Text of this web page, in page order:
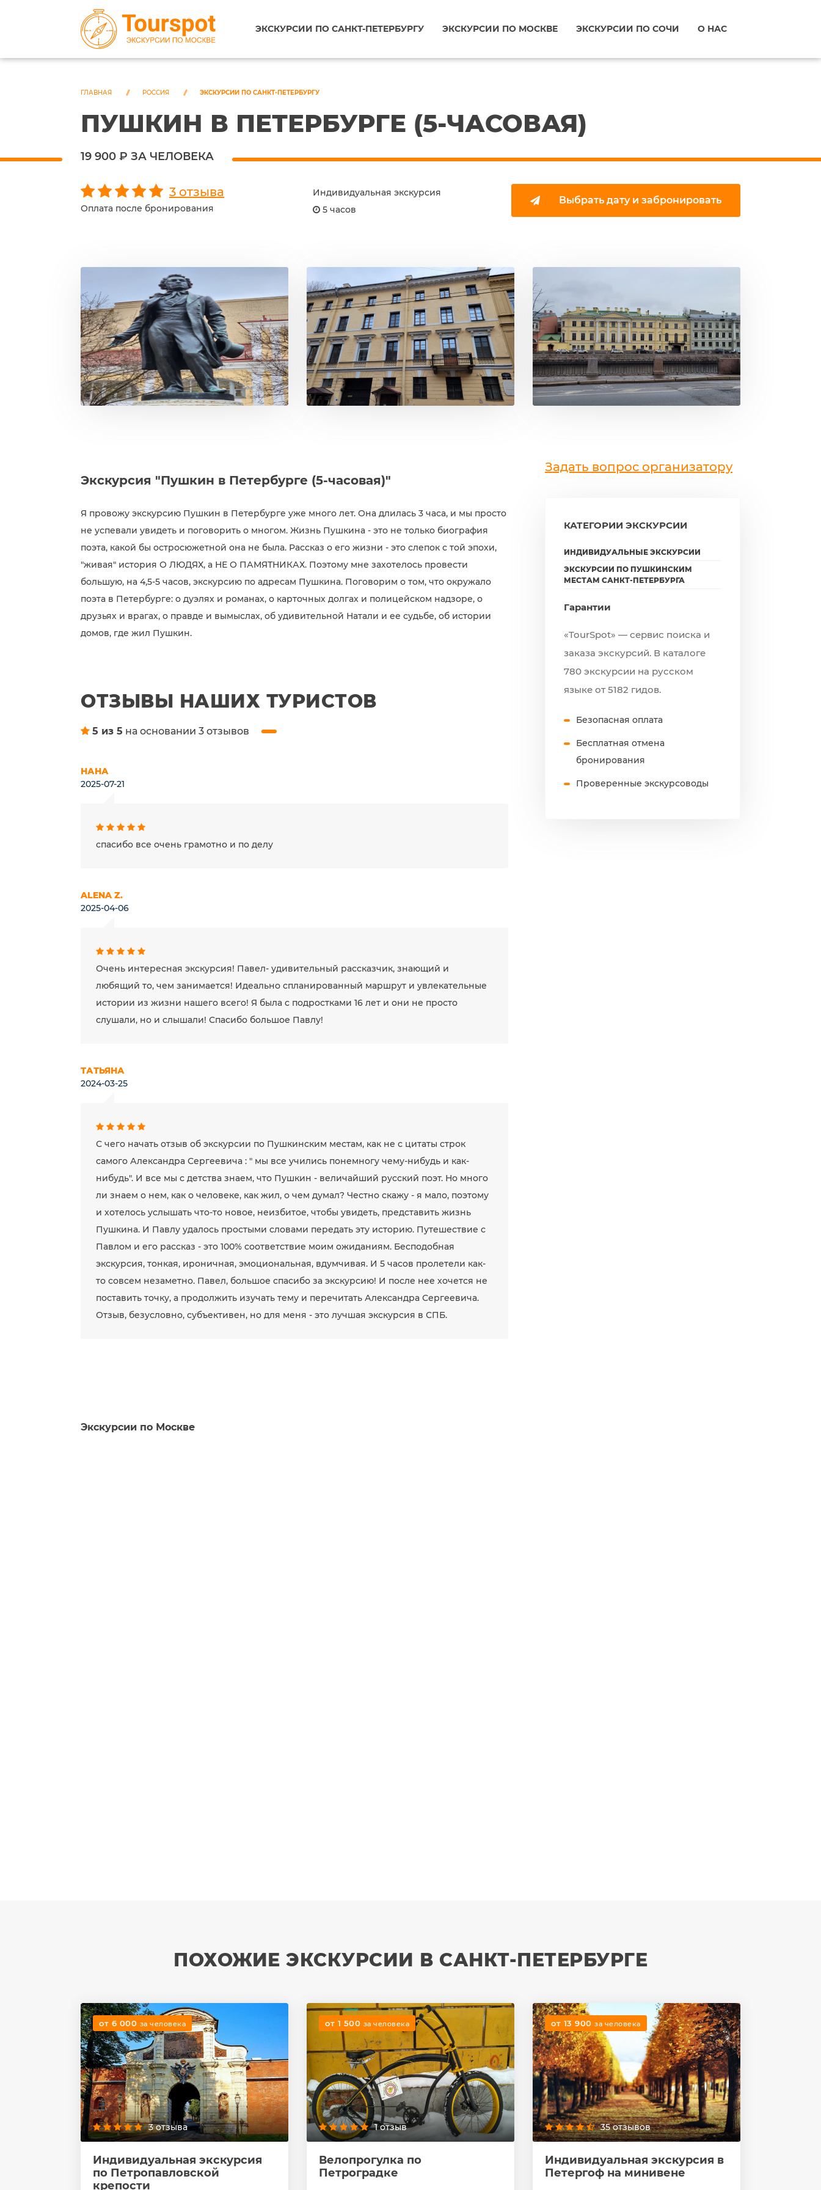
ЭКСКУРСИИ ПО САНКТ-ПЕТЕРБУРГУ ЭКСКУРСИИ ПО МОСКВЕ ЭКСКУРСИИ ПО СОЧИ О НАС
ГЛАВНАЯ РОССИЯ ЭКСКУРСИИ ПО САНКТ-ПЕТЕРБУРГУ
ПУШКИН В ПЕТЕРБУРГЕ (5-ЧАСОВАЯ)
19 900 ₽ ЗА ЧЕЛОВЕКА
3 отзыва
Оплата после бронирования
Индивидуальная экскурсия
5 часов
Выбрать дату и забронировать
Экскурсия "Пушкин в Петербурге (5-часовая)"
Я провожу экскурсию Пушкин в Петербурге уже много лет. Она длилась 3 часа, и мы просто
не успевали увидеть и поговорить о многом. Жизнь Пушкина - это не только биография
поэта, какой бы остросюжетной она не была. Рассказ о его жизни - это слепок с той эпохи,
"живая" история О ЛЮДЯХ, а НЕ О ПАМЯТНИКАХ. Поэтому мне захотелось провести
большую, на 4,5-5 часов, экскурсию по адресам Пушкина. Поговорим о том, что окружало
поэта в Петербурге: о дуэлях и романах, о карточных долгах и полицейском надзоре, о
друзьях и врагах, о правде и вымыслах, об удивительной Натали и ее судьбе, об истории
домов, где жил Пушкин.
ОТЗЫВЫ НАШИХ ТУРИСТОВ
5 из 5 на основании 3 отзывов
НАНА
2025-07-21
спасибо все очень грамотно и по делу
ALENA Z.
2025-04-06
Очень интересная экскурсия! Павел- удивительный рассказчик, знающий и
любящий то, чем занимается! Идеально спланированный маршрут и увлекательные
истории из жизни нашего всего! Я была с подростками 16 лет и они не просто
слушали, но и слышали! Спасибо большое Павлу!
ТАТЬЯНА
2024-03-25
С чего начать отзыв об экскурсии по Пушкинским местам, как не с цитаты строк
самого Александра Сергеевича : " мы все учились понемногу чему-нибудь и как-
нибудь". И все мы с детства знаем, что Пушкин - величайший русский поэт. Но много
ли знаем о нем, как о человеке, как жил, о чем думал? Честно скажу - я мало, поэтому
и хотелось услышать что-то новое, неизбитое, чтобы увидеть, представить жизнь
Пушкина. И Павлу удалось простыми словами передать эту историю. Путешествие с
Павлом и его рассказ - это 100% соответствие моим ожиданиям. Бесподобная
экскурсия, тонкая, ироничная, эмоциональная, вдумчивая. И 5 часов пролетели как-
то совсем незаметно. Павел, большое спасибо за экскурсию! И после нее хочется не
поставить точку, а продолжить изучать тему и перечитать Александра Сергеевича.
Отзыв, безусловно, субъективен, но для меня - это лучшая экскурсия в СПБ.
Задать вопрос организатору
КАТЕГОРИИ ЭКСКУРСИИ
ИНДИВИДУАЛЬНЫЕ ЭКСКУРСИИ
ЭКСКУРСИИ ПО ПУШКИНСКИМ
МЕСТАМ САНКТ-ПЕТЕРБУРГА
Гарантии
«TourSpot» — сервис поиска и
заказа экскурсий. В каталоге
780 экскурсии на русском
языке от 5182 гидов.
Безопасная оплата
Бесплатная отмена
бронирования
Проверенные экскурсоводы
Экскурсии по Москве
ПОХОЖИЕ ЭКСКУРСИИ В САНКТ-ПЕТЕРБУРГЕ
от 6 000 за человека
3 отзыва
Индивидуальная экскурсия
по Петропавловской
крепости
от 1 500 за человека
1 отзыв
Велопрогулка по
Петроградке
от 13 900 за человека
35 отзывов
Индивидуальная экскурсия в
Петергоф на минивене